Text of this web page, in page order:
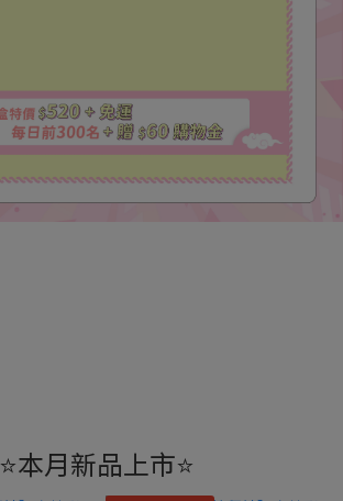
⭐本月新品上市⭐